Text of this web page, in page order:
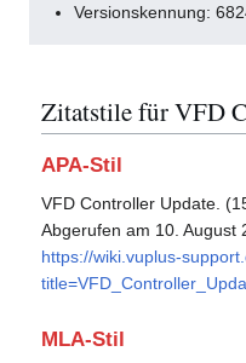
Versionskennung:
Zitatstile für VFD
APA-Stil
VFD Controller Update.
Abgerufen am 10. August
https://wiki.vuplus-
MLA-Stil